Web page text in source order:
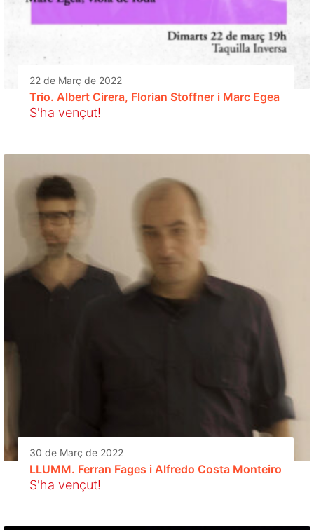
22 de Març de 2022
Trio. Albert Cirera, Florian Stoffner i Marc Egea
S'ha vençut!
30 de Març de 2022
LLUMM. Ferran Fages i Alfredo Costa Monteiro
S'ha vençut!